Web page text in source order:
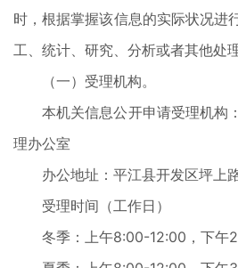
时，根据掌握该信息的实际状况进
工、统计、研究、分析或者其他处理
（一）受理机构。
本机关信息公开申请受理机构
理办公室
办公地址：平江县开发区坪上
受理时间（工作日）
冬季：上午8:00-12:00，下午